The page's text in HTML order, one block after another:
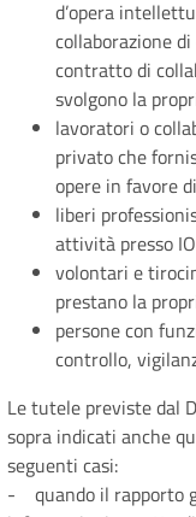
d’opera
collaborazione
contratto di
svolgono la
lavoratori o
privato che
opere in favore
liberi
attività presso
volontari e
prestano la
persone con
controllo,
Le tutele previste dal
sopra indicati anche
seguenti casi:
- quando il rapporto